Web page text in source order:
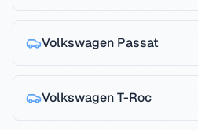
Volkswagen Passat
VolkswagenT-Roc